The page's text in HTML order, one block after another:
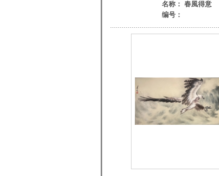
名称： 春風得意
编号：